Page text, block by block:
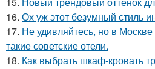
16. Ох уж этот безумный стиль
17. Не удивляйтесь, но в
такие советские отели.
18. Как выбрать шкаф-кровать